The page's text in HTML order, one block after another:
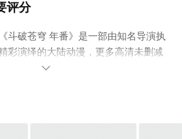
评分
斗破苍穹 年番》是一部由知名导演执
彩演绎的大陆动漫，更多高清未删减
星空电影网。
